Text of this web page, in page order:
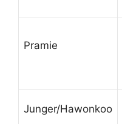
Pramie
Junger/Hawonkoo